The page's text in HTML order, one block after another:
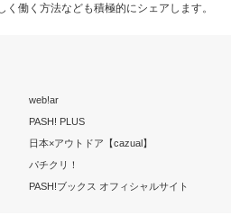
働く方法なども積極的にシェアします。
web!ar
PASH! PLUS
日本×アウトドア【cazual】
パチクリ！
PASH!ブックス オフィシャルサイト